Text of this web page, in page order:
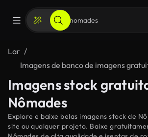
Lar
Imagens de banco de imagens
Imagens stock
Nômades
Explore e baixe belas imagens stock de
site ou qualquer projeto. Baixe